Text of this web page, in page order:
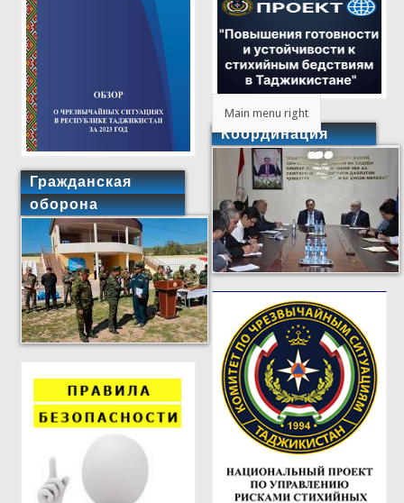
Гражданская
оборона
Main menu right
Координация